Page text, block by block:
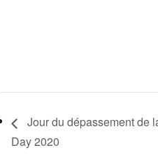
Jour du dépassement de
Day 2020